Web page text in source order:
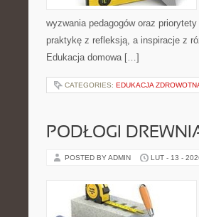
wyzwania pedagogów oraz
praktykę z refleksją, a inspiracje z
Edukacja domowa […]
CATEGORIES: EDUKACJA
PODŁOGI
POSTED BY ADMIN LUT - 13 -